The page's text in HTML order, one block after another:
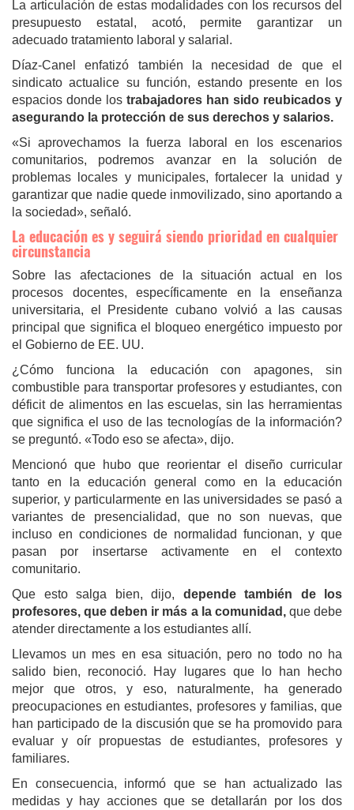
La articulación de estas modalidades con los recursos del
presupuesto estatal, acotó, permite garantizar un
adecuado tratamiento laboral y salarial.
Díaz-Canel enfatizó también la necesidad de que el
sindicato actualice su función, estando presente en los
espacios donde los trabajadores han sido reubicados y
asegurando la protección de sus derechos y salarios.
«Si aprovechamos la fuerza laboral en los escenarios
comunitarios, podremos avanzar en la solución de
problemas locales y municipales, fortalecer la unidad y
garantizar que nadie quede inmovilizado, sino aportando a
la sociedad», señaló.
La educación es y seguirá siendo prioridad en cualquier
circunstancia
Sobre las afectaciones de la situación actual en los
procesos docentes, específicamente en la enseñanza
universitaria, el Presidente cubano volvió a las causas
principal que significa el bloqueo energético impuesto por
el Gobierno de EE. UU.
¿Cómo funciona la educación con apagones, sin
combustible para transportar profesores y estudiantes, con
déficit de alimentos en las escuelas, sin las herramientas
que significa el uso de las tecnologías de la información?
se preguntó. «Todo eso se afecta», dijo.
Mencionó que hubo que reorientar el diseño curricular
tanto en la educación general como en la educación
superior, y particularmente en las universidades se pasó a
variantes de presencialidad, que no son nuevas, que
incluso en condiciones de normalidad funcionan, y que
pasan por insertarse activamente en el contexto
comunitario.
Que esto salga bien, dijo, depende también de los
profesores, que deben ir más a la comunidad, que debe
atender directamente a los estudiantes allí.
Llevamos un mes en esa situación, pero no todo no ha
salido bien, reconoció. Hay lugares que lo han hecho
mejor que otros, y eso, naturalmente, ha generado
preocupaciones en estudiantes, profesores y familias, que
han participado de la discusión que se ha promovido para
evaluar y oír propuestas de estudiantes, profesores y
familiares.
En consecuencia, informó que se han actualizado las
medidas y hay acciones que se detallarán por los dos